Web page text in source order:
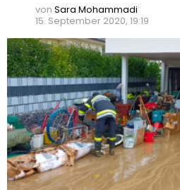
von Sara Mohammadi
15. September 2020, 19:19